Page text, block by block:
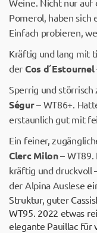
Weine. Nicht nur auf
Pomerol, haben sich
Einfach probieren,
Kräftig und lang mit
der Cos d´Estournel
Sperrig und
Ségur– WT86+.
erstaunlich gut mit
Ein feiner,
Clerc Milon– WT89.
kräftig und druckvoll
der Alpina Auslese
Struktur, guter
WT95. 2022 etwas
elegante Pauillac für